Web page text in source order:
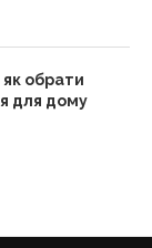
обрати
для дому